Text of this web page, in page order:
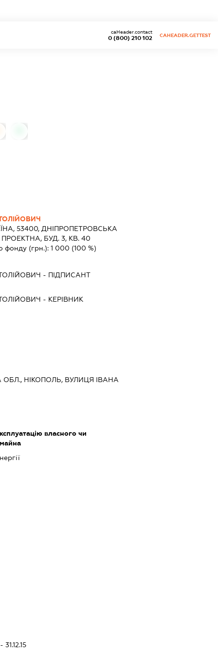
0 (800) 210 102
caHeader.contact
CAHEADER.GETTEST
53400, ДНIПРОПЕТРОВСЬКА
БУД. 3, КВ. 40
фонду (грн.): 1 000 (100 %)
- ПІДПИСАНТ
- КЕРІВНИК
ОБЛ., НІКОПОЛЬ, ВУЛИЦЯ ІВАНА
власного чи